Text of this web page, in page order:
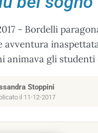
- Bordelli
avventura
animava gli
Stoppini
il 11-12-2017